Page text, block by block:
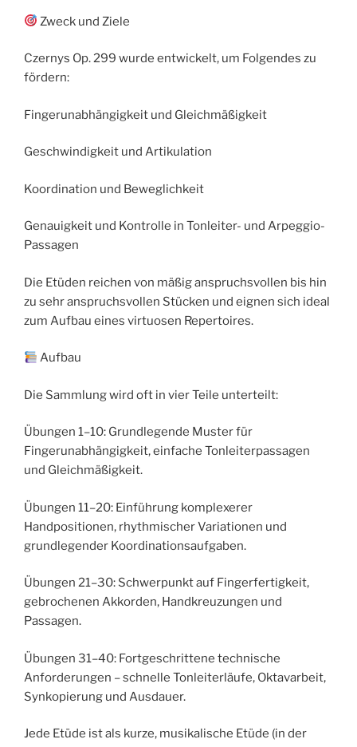
Zweck und Ziele
Czernys Op. 299 wurde entwickelt, um Folgendes zu
fördern:
Fingerunabhängigkeit und Gleichmäßigkeit
Geschwindigkeit und Artikulation
Koordination und Beweglichkeit
Genauigkeit und Kontrolle in Tonleiter- und Arpeggio-
Passagen
Die Etüden reichen von mäßig anspruchsvollen bis hin
zu sehr anspruchsvollen Stücken und eignen sich ideal
zum Aufbau eines virtuosen Repertoires.
Aufbau
Die Sammlung wird oft in vier Teile unterteilt:
Übungen 1–10: Grundlegende Muster für
Fingerunabhängigkeit, einfache Tonleiterpassagen
und Gleichmäßigkeit.
Übungen 11–20: Einführung komplexerer
Handpositionen, rhythmischer Variationen und
grundlegender Koordinationsaufgaben.
Übungen 21–30: Schwerpunkt auf Fingerfertigkeit,
gebrochenen Akkorden, Handkreuzungen und
Passagen.
Übungen 31–40: Fortgeschrittene technische
Anforderungen – schnelle Tonleiterläufe, Oktavarbeit,
Synkopierung und Ausdauer.
Jede Etüde ist als kurze, musikalische Etüde (in der